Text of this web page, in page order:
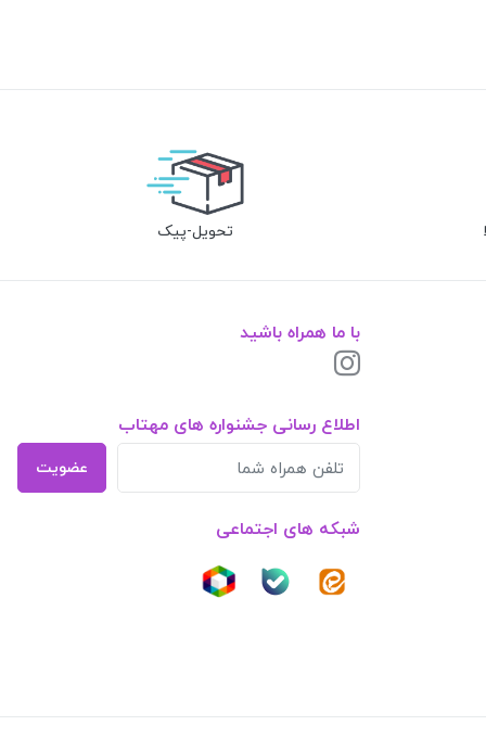
تحویل-پیک
با ما همراه باشید
اطلاع رسانی جشنواره های مهتاب
عضویت
شبکه های اجتماعی